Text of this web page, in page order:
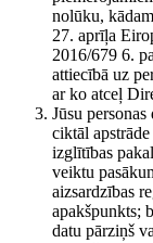
nolūku,
27. aprīļa
2016/679 6.
attiecībā uz
ar ko atceļ
Jūsu
ciktāl
izglītības
veiktu
aizsardzības
apakšpunkts;
datu pārziņš